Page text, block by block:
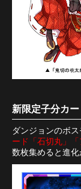
新限定子分カ
ダンジョンのボ
ード「石切丸」「
数枚集めると進化